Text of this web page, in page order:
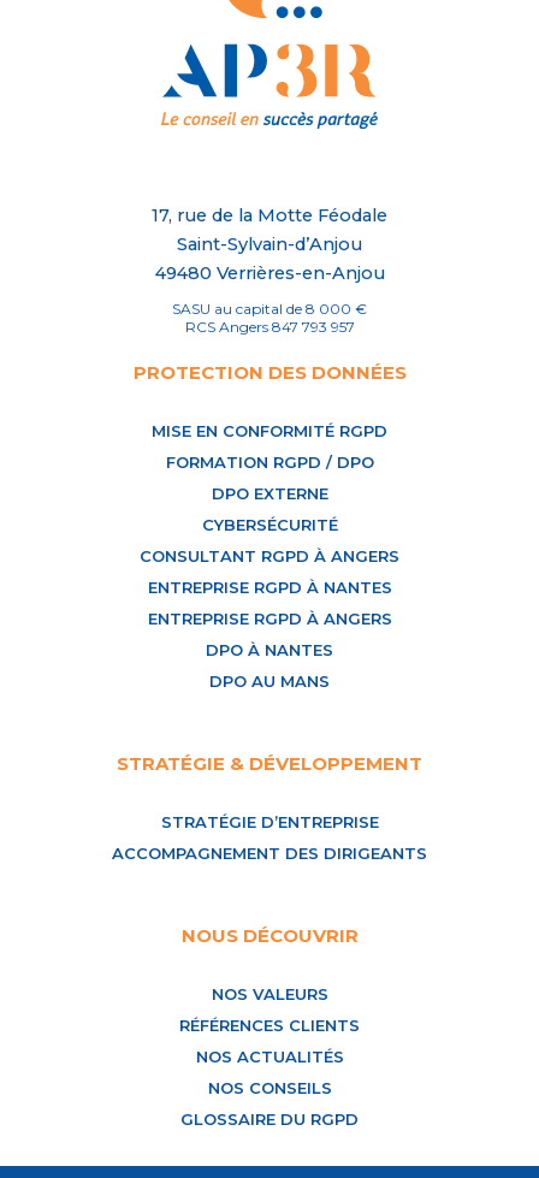
17, rue de la Motte Féodale
Saint-Sylvain-d’Anjou
49480 Verrières-en-Anjou
SASU au capital de 8 000 €
RCS Angers 847 793 957
PROTECTION DES DONNÉES
MISE EN CONFORMITÉ RGPD
FORMATION RGPD / DPO
DPO EXTERNE
CYBERSÉCURITÉ
CONSULTANT RGPD À ANGERS
ENTREPRISE RGPD À NANTES
ENTREPRISE RGPD À ANGERS
DPO À NANTES
DPO AU MANS
STRATÉGIE & DÉVELOPPEMENT
STRATÉGIE D’ENTREPRISE
ACCOMPAGNEMENT DES DIRIGEANTS
NOUS DÉCOUVRIR
NOS VALEURS
RÉFÉRENCES CLIENTS
NOS ACTUALITÉS
NOS CONSEILS
GLOSSAIRE DU RGPD